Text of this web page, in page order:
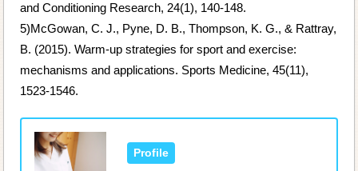
and Conditioning Research, 24(1), 140-148.
5)McGowan, C. J., Pyne, D. B., Thompson, K. G., & Rattray,
B. (2015). Warm-up strategies for sport and exercise:
mechanisms and applications. Sports Medicine, 45(11),
1523-1546.